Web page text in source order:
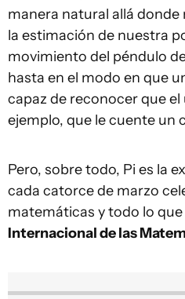
manera natural allá
la estimación de nuestra
movimiento del péndulo
hasta en el modo en que
capaz de reconocer que
ejemplo, que le cuente un
Pero, sobre todo, Pi es la
cada catorce de marzo
matemáticas y todo lo que
Internacional de las